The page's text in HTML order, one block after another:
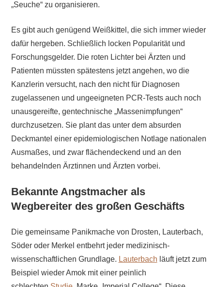
„Seuche“ zu organisieren.
Es gibt auch genügend Weißkittel, die sich immer wieder
dafür hergeben. Schließlich locken Popularität und
Forschungsgelder. Die roten Lichter bei Ärzten und
Patienten müssten spätestens jetzt angehen, wo die
Kanzlerin versucht, nach den nicht für Diagnosen
zugelassenen und ungeeigneten PCR-Tests auch noch
unausgereifte, gentechnische „Massenimpfungen“
durchzusetzen. Sie plant das unter dem absurden
Deckmantel einer epidemiologischen Notlage nationalen
Ausmaßes, und zwar flächendeckend und an den
behandelnden Ärztinnen und Ärzten vorbei.
Bekannte Angstmacher als
Wegbereiter des großen Geschäfts
Die gemeinsame Panikmache von Drosten, Lauterbach,
Söder oder Merkel entbehrt jeder medizinisch-
wissenschaftlichen Grundlage. Lauterbach läuft jetzt zum
Beispiel wieder Amok mit einer peinlich